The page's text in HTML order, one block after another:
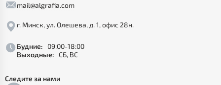
mail@algrafia.com
г. Минск, ул. Олешева, д. 1, офис 28н.
Будние:
09:00-18:00
Выходные: СБ, ВС
Следите за нами